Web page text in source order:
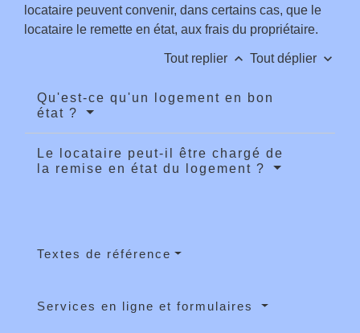
locataire peuvent convenir, dans certains cas, que le
locataire le remette en état, aux frais du propriétaire.
Tout replier keyboard_arrow_up Tout déplier keyboard_arrow_down
Qu'est-ce qu'un logement en bon
état ?
Le locataire peut-il être chargé de
la remise en état du logement ?
Textes de référence
Services en ligne et formulaires